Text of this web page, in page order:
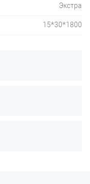
Экстра
15*30*1800